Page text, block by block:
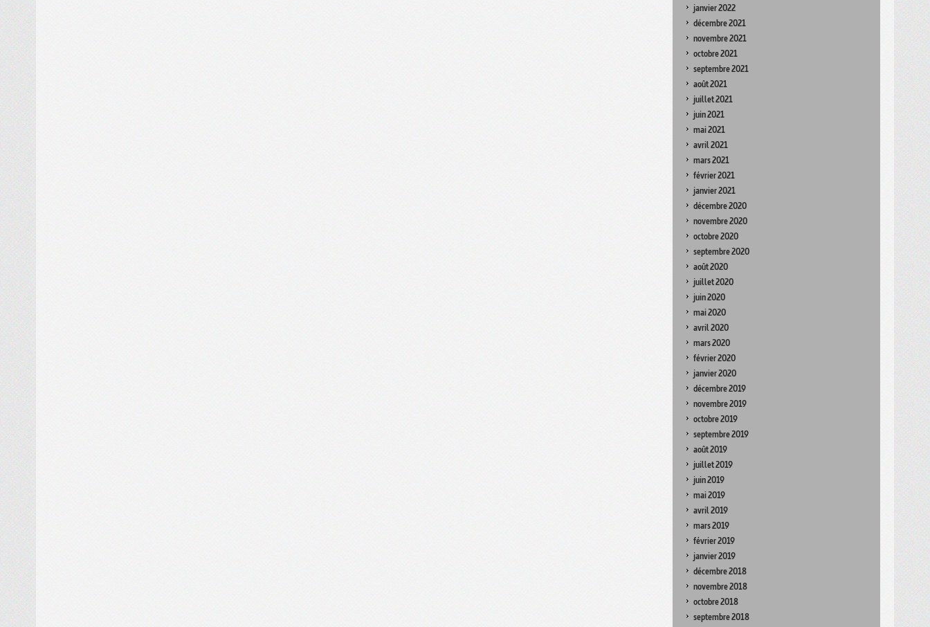
janvier 2022
décembre 2021
novembre 2021
octobre 2021
septembre 2021
août 2021
juillet 2021
juin 2021
mai 2021
avril 2021
mars 2021
février 2021
janvier 2021
décembre 2020
novembre 2020
octobre 2020
septembre 2020
août 2020
juillet 2020
juin 2020
mai 2020
avril 2020
mars 2020
février 2020
janvier 2020
décembre 2019
novembre 2019
octobre 2019
septembre 2019
août 2019
juillet 2019
juin 2019
mai 2019
avril 2019
mars 2019
février 2019
janvier 2019
décembre 2018
novembre 2018
octobre 2018
septembre 2018